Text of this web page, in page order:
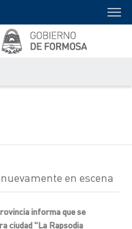
en escena
informa que se
ciudad "La Rapsodia